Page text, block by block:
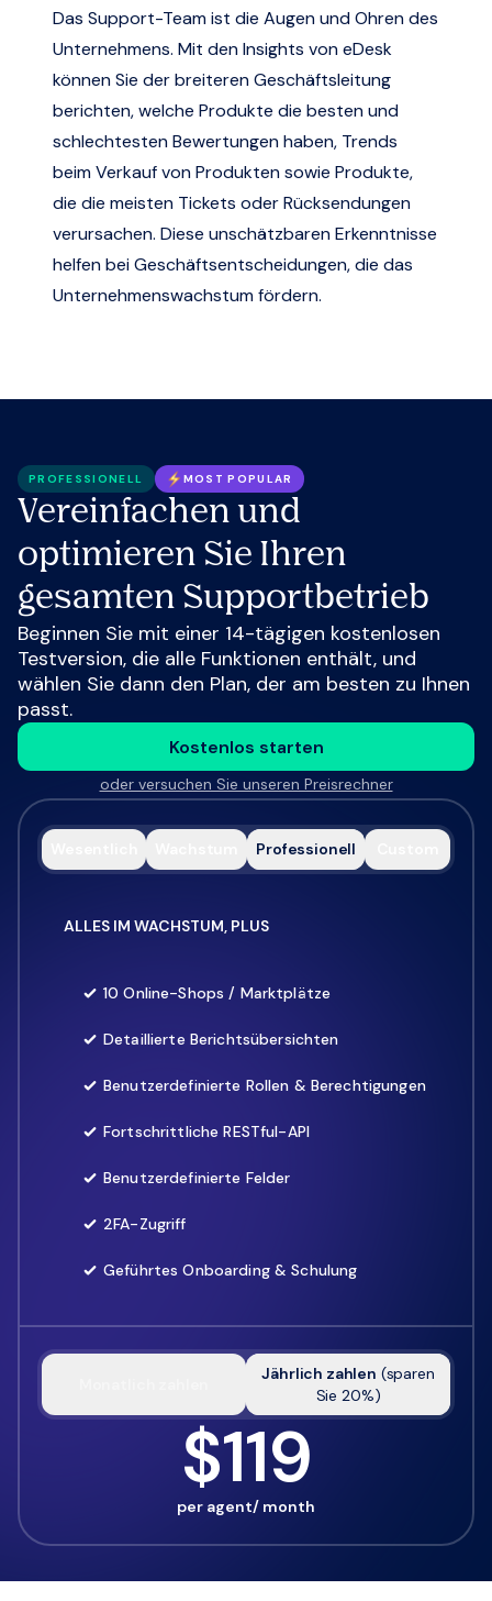
Das Support-Team ist die Augen und Ohren des
Unternehmens. Mit den Insights von eDesk
können Sie der breiteren Geschäftsleitung
berichten, welche Produkte die besten und
schlechtesten Bewertungen haben, Trends
beim Verkauf von Produkten sowie Produkte,
die die meisten Tickets oder Rücksendungen
verursachen. Diese unschätzbaren Erkenntnisse
helfen bei Geschäftsentscheidungen, die das
Unternehmenswachstum fördern.
PROFESSIONELL MOST POPULAR
Vereinfachen und
optimieren Sie Ihren
gesamten Supportbetrieb
Beginnen Sie mit einer 14-tägigen kostenlosen
Testversion, die alle Funktionen enthält, und
wählen Sie dann den Plan, der am besten zu Ihnen
passt.
Kostenlos starten
oder versuchen Sie unseren Preisrechner
Professionell
ALLES IM WACHSTUM, PLUS
10 Online-Shops / Marktplätze
Detaillierte Berichtsübersichten
Benutzerdefinierte Rollen & Berechtigungen
Fortschrittliche RESTful-API
Benutzerdefinierte Felder
2FA-Zugriff
Geführtes Onboarding & Schulung
Jährlich zahlen (sparen
Sie 20%)
$119
per agent/ month